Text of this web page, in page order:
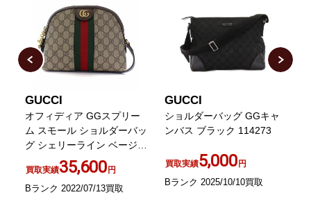
GUCCI
オフィディア GGスプリー
ム スモール ショルダーバッ
グ シェリーライン ベージュ
買取実績35,600円
Bランク 2022/07/13買取
GUCCI
ショルダーバッグ GGキャ
ンバス ブラック 114273
買取実績5,000円
Bランク 2025/10/10買取